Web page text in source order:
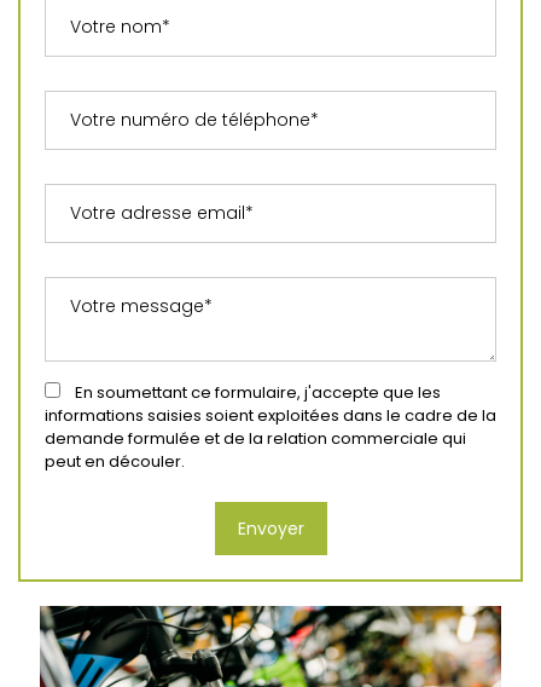
En soumettant ce formulaire, j'accepte que les
informations saisies soient exploitées dans le cadre de la
demande formulée et de la relation commerciale qui
peut en découler.